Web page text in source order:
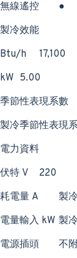
無線遙控
●
製冷效能
Btu/h
17,100
kW 5.00
季節性表現系數
製冷季節性表現
電力資料
伏特 V
220
耗電量 A
製
電量輸入 kW 製
電源插頭
不